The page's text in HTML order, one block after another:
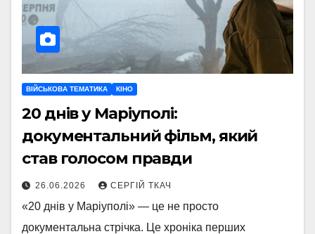
ВІЙСЬКОВА ТЕМАТИКА КІНО
20 днів у Маріуполі:
документальний фільм, який
став голосом правди
26.06.2026 СЕРГІЙ ТКАЧ
«20 днів у Маріуполі» — це не просто
документальна стрічка. Це хроніка перших